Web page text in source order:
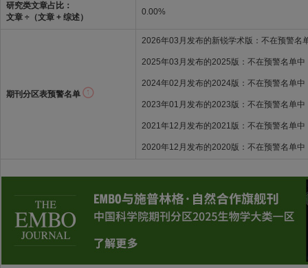
研究类文章占比：
文章 ÷（文章 + 综述）
0.00%
期刊分区表预警名单
2026年03月发布的新锐学术版：不在预警名
2025年03月发布的2025版：不在预警名单中
2024年02月发布的2024版：不在预警名单中
2023年01月发布的2023版：不在预警名单中
2021年12月发布的2021版：不在预警名单中
2020年12月发布的2020版：不在预警名单中